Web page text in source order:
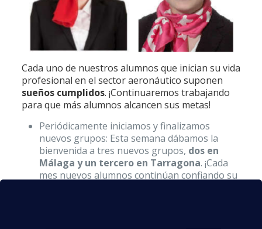
Cada uno de nuestros alumnos que inician su vida
profesional en el sector aeronáutico suponen
sueños cumplidos. ¡Continuaremos trabajando
para que más alumnos alcancen sus metas!
Periódicamente iniciamos y finalizamos
nuevos grupos: Esta semana dábamos la
bienvenida a tres nuevos grupos, dos en
Málaga y un tercero en Tarragona. ¡Cada
mes nuevos alumnos continúan confiando su